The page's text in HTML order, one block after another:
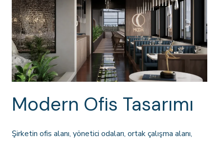
Modern Ofis Tasarımı
Şirketin ofis alanı, yönetici odaları, ortak çalışma alanı,